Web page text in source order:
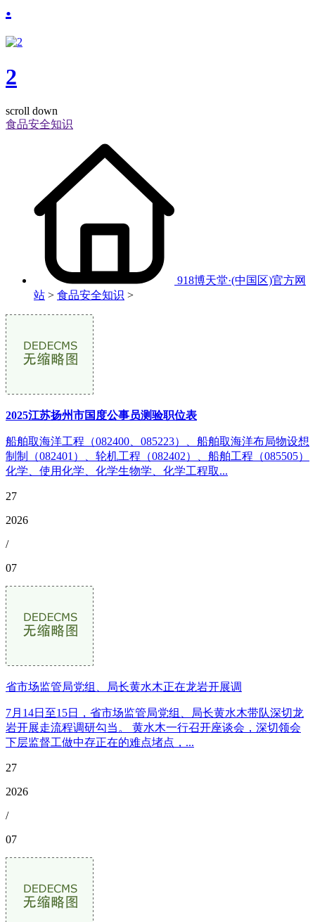
.
2
scroll down
食品安全知识
918博天堂·(中国区)官方网
站 > 食品安全知识 >
2025江苏扬州市国度公事员测验职位表
船舶取海洋工程（082400、085223）、船舶取海洋布局物设想
制制（082401）、轮机工程（082402）、船舶工程（085505）
化学、使用化学、化学生物学、化学工程取...
27
2026
/
07
省市场监管局党组、局长黄水木正在龙岩开展调
7月14日至15日，省市场监管局党组、局长黄水木带队深切龙
岩开展走流程调研勾当。 黄水木一行召开座谈会，深切领会
下层监督工做中存正在的难点堵点，...
27
2026
/
07